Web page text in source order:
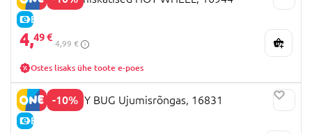
E-HIND
4,49 €
4,99 €
Ostes lisaks ühe toote e-poes
-10%
E-HIND
MONDO LADY BUG Ujumisrõngas, 16831